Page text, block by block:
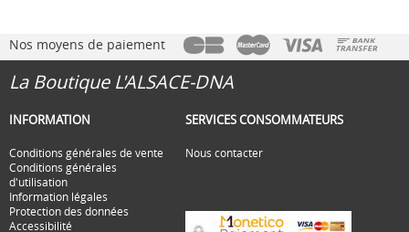
Nos moyens de paiement
La Boutique L'ALSACE-DNA
INFORMATION
Conditions générales de vente
Conditions générales
d'utilisation
Information légales
Protection des données
Accessibilité
SERVICES CONSOMMATEURS
Nous contacter